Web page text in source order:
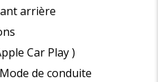
arrière
Car Play )
de conduite